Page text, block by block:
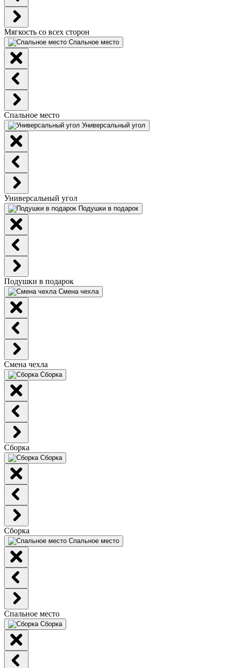
Мягкость со всех сторон
Спальное место
Спальное место
Универсальный угол
Универсальный угол
Подушки в подарок
Подушки в подарок
Смена чехла
Смена чехла
Сборка
Сборка
Сборка
Сборка
Спальное место
Спальное место
Сборка